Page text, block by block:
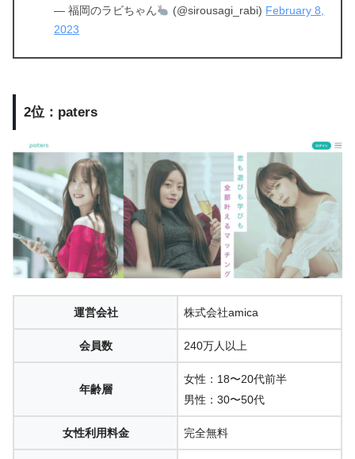
— 福岡のラビちゃん (@sirousagi_rabi) February 8,
2023
2位：paters
運営会社 株式会社amica
会員数 240万人以上
年齢層
女性：18〜20代前半
男性：30〜50代
女性利用料金 完全無料